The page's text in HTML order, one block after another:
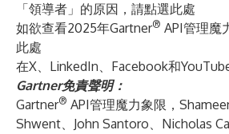
「領導者」的原因，請點選此處
如欲查看2025年Gartner® API管理魔
此處
在X、 LinkedIn、 Facebook和
Gartner免責聲明：
Gartner® API管理魔力象限，
Shwent、John Santoro、Nicholas